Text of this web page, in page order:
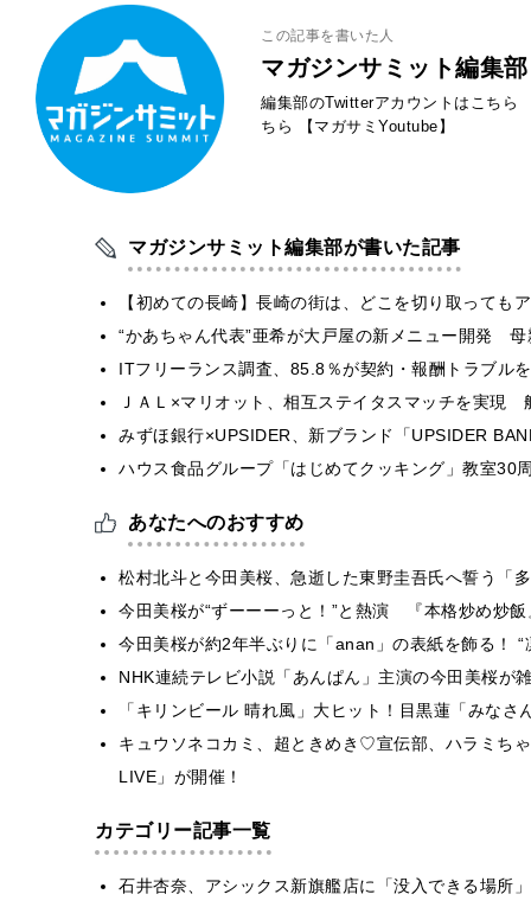
この記事を書いた人
マガジンサミット編集部
編集部のTwitterアカウントはこちら
ちら
【マガサミYoutube】
マガジンサミット編集部が書いた記事
【初めての長崎】長崎の街は、どこを切り取って
“かあちゃん代表”亜希が大戸屋の新メニュー開発
ITフリーランス調査、85.8％が契約・報酬トラブ
ＪＡＬ×マリオット、相互ステイタスマッチを実
みずほ銀行×UPSIDER、新ブランド「UPSIDER
ハウス食品グループ「はじめてクッキング」教室
あなたへのおすすめ
松村北斗と今田美桜、急逝した東野圭吾氏へ誓う「
今田美桜が“ずーーーっと！”と熱演 『本格炒め炒
今田美桜が約2年半ぶりに「anan」の表紙を飾る！
NHK連続テレビ小説「あんぱん」主演の今田美桜が
「キリンビール 晴れ風」大ヒット！目黒蓮「みな
キュウソネコカミ、超ときめき♡宣伝部、ハラミち
LIVE」が開催！
カテゴリー記事一覧
石井杏奈、アシックス新旗艦店に「没入できる場所